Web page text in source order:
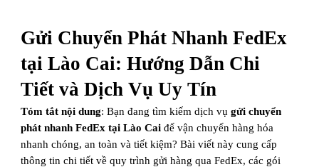
Gửi Chuyển Phát Nhanh FedEx
tại Lào Cai: Hướng Dẫn Chi
Tiết và Dịch Vụ Uy Tín
Tóm tắt nội dung: Bạn đang tìm kiếm dịch vụgửi chuyển
phát nhanh FedEx tại Lào Cai để vận chuyển hàng hóa
nhanh chóng, an toàn và tiết kiệm? Bài viết này cung cấp
thông tin chi tiết về quy trình gửi hàng qua FedEx, các gói